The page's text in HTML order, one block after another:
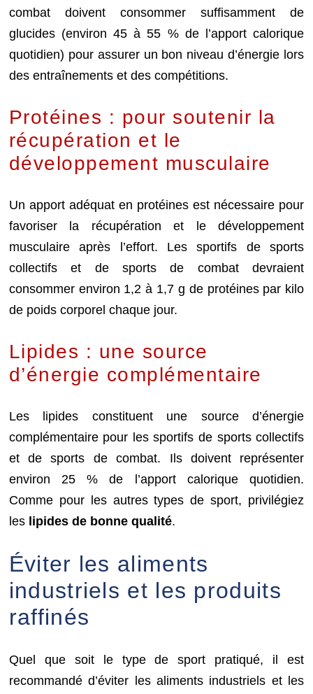
combat doivent consommer suffisamment de
glucides (environ 45 à 55 % de l’apport calorique
quotidien) pour assurer un bon niveau d’énergie lors
des entraînements et des compétitions.
Protéines : pour soutenir la
récupération et le
développement musculaire
Un apport adéquat en protéines est nécessaire pour
favoriser la récupération et le développement
musculaire après l’effort. Les sportifs de sports
collectifs et de sports de combat devraient
consommer environ 1,2 à 1,7 g de protéines par kilo
de poids corporel chaque jour.
Lipides : une source
d’énergie complémentaire
Les lipides constituent une source d’énergie
complémentaire pour les sportifs de sports collectifs
et de sports de combat. Ils doivent représenter
environ 25 % de l’apport calorique quotidien.
Comme pour les autres types de sport, privilégiez
les lipides de bonne qualité.
Éviter les aliments
industriels et les produits
raffinés
Quel que soit le type de sport pratiqué, il est
recommandé d’éviter les aliments industriels et les